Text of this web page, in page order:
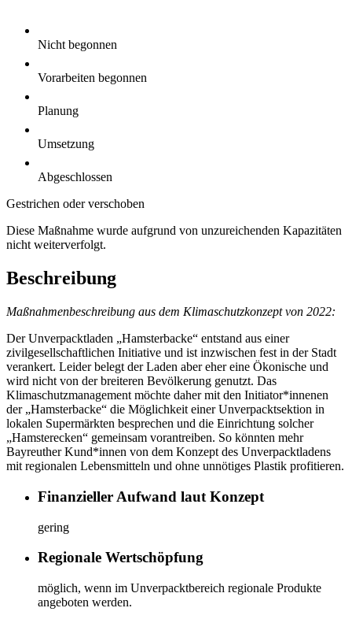
Nicht begonnen
Vorarbeiten begonnen
Planung
Umsetzung
Abgeschlossen
Gestrichen oder verschoben
Diese Maßnahme wurde aufgrund von unzureichenden Kapazitäten
nicht weiterverfolgt.
Beschreibung
Maßnahmenbeschreibung aus dem Klimaschutzkonzept von 2022:
Der Unverpacktladen „Hamsterbacke“ entstand aus einer
zivilgesellschaftlichen Initiative und ist inzwischen fest in der Stadt
verankert. Leider belegt der Laden aber eher eine Ökonische und
wird nicht von der breiteren Bevölkerung genutzt. Das
Klimaschutzmanagement möchte daher mit den Initiator*innenen
der „Hamsterbacke“ die Möglichkeit einer Unverpacktsektion in
lokalen Supermärkten besprechen und die Einrichtung solcher
„Hamsterecken“ gemeinsam vorantreiben. So könnten mehr
Bayreuther Kund*innen von dem Konzept des Unverpacktladens
mit regionalen Lebensmitteln und ohne unnötiges Plastik profitieren.
Finanzieller Aufwand laut Konzept
gering
Regionale Wertschöpfung
möglich, wenn im Unverpacktbereich regionale Produkte
angeboten werden.